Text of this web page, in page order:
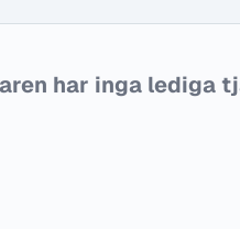
har inga lediga